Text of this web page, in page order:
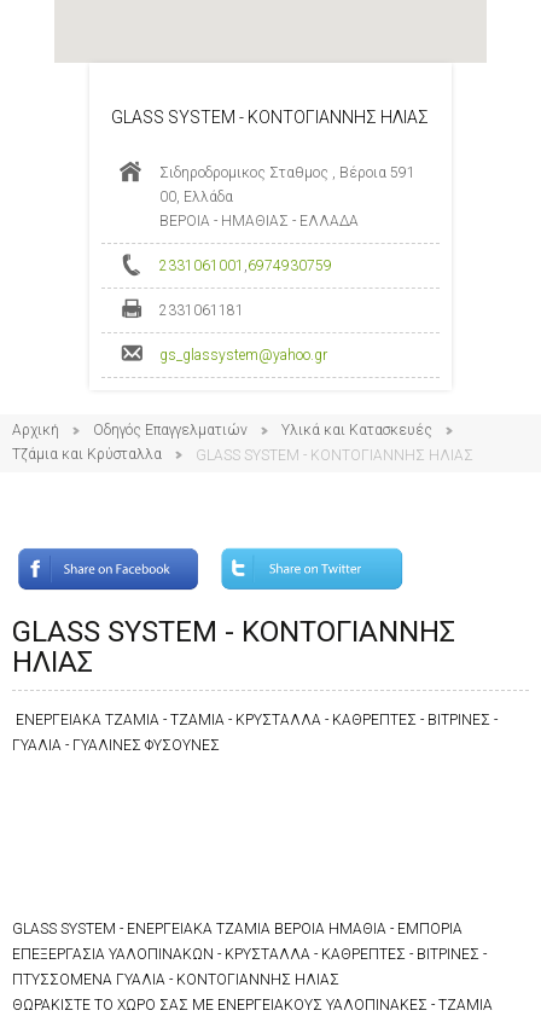
GLASS SYSTEM - ΚΟΝΤΟΓΙΑΝΝΗΣ ΗΛΙΑΣ
Σιδηροδρομικος Σταθμος , Βέροια 591
00, Ελλάδα
ΒΕΡΟΙΑ - ΗΜΑΘΙΑΣ - ΕΛΛΑΔΑ
2331061001 ,6974930759
2331061181
gs_glassystem@yahoo.gr
Αρχική Οδηγός Επαγγελματιών
Υλικά και Κατασκευές
Τζάμια και Κρύσταλλα
GLASS SYSTEM - ΚΟΝΤΟΓΙΑΝΝΗΣ ΗΛΙΑΣ
GLASS SYSTEM - ΚΟΝΤΟΓΙΑΝΝΗΣ
ΗΛΙΑΣ
ΕΝΕΡΓΕΙΑΚΑ ΤΖΑΜΙΑ - ΤΖΑΜΙΑ - ΚΡΥΣΤΑΛΛΑ - ΚΑΘΡΕΠΤΕΣ - ΒΙΤΡΙΝΕΣ -
ΓΥΑΛΙΑ - ΓΥΑΛΙΝΕΣ ΦΥΣΟΥΝΕΣ
GLASS SYSTEM - ΕΝΕΡΓΕΙΑΚΑ ΤΖΑΜΙΑ ΒΕΡΟΙΑ ΗΜΑΘΙΑ - ΕΜΠΟΡΙΑ
ΕΠΕΞΕΡΓΑΣΙΑ ΥΑΛΟΠΙΝΑΚΩΝ - ΚΡΥΣΤΑΛΛΑ - ΚΑΘΡΕΠΤΕΣ - ΒΙΤΡΙΝΕΣ -
ΠΤΥΣΣΟΜΕΝΑ ΓΥΑΛΙΑ - ΚΟΝΤΟΓΙΑΝΝΗΣ ΗΛΙΑΣ
ΘΩΡΑΚΙΣΤΕ ΤΟ ΧΩΡΟ ΣΑΣ ΜΕ ΕΝΕΡΓΕΙΑΚΟΥΣ ΥΑΛΟΠΙΝΑΚΕΣ - TZAMIA